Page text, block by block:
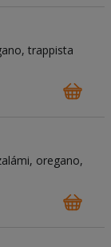
trappista
oregano